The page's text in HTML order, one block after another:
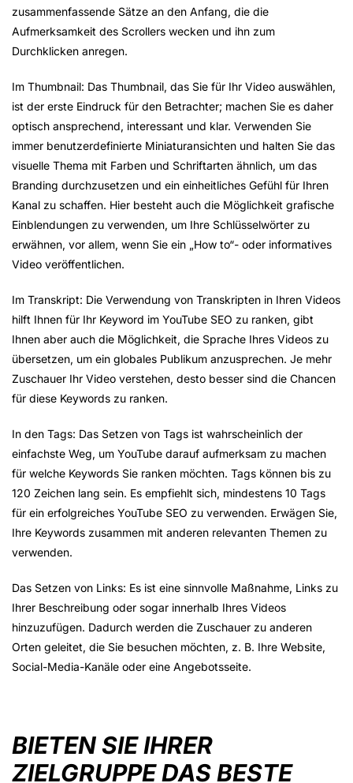
zusammenfassende Sätze an den Anfang, die die
Aufmerksamkeit des Scrollers wecken und ihn zum
Durchklicken anregen.
Im Thumbnail: Das Thumbnail, das Sie für Ihr Video auswählen,
ist der erste Eindruck für den Betrachter; machen Sie es daher
optisch ansprechend, interessant und klar. Verwenden Sie
immer benutzerdefinierte Miniaturansichten und halten Sie das
visuelle Thema mit Farben und Schriftarten ähnlich, um das
Branding durchzusetzen und ein einheitliches Gefühl für Ihren
Kanal zu schaffen. Hier besteht auch die Möglichkeit grafische
Einblendungen zu verwenden, um Ihre Schlüsselwörter zu
erwähnen, vor allem, wenn Sie ein „How to“- oder informatives
Video veröffentlichen.
Im Transkript: Die Verwendung von Transkripten in Ihren Videos
hilft Ihnen für Ihr Keyword im YouTube SEO zu ranken, gibt
Ihnen aber auch die Möglichkeit, die Sprache Ihres Videos zu
übersetzen, um ein globales Publikum anzusprechen. Je mehr
Zuschauer Ihr Video verstehen, desto besser sind die Chancen
für diese Keywords zu ranken.
In den Tags: Das Setzen von Tags ist wahrscheinlich der
einfachste Weg, um YouTube darauf aufmerksam zu machen
für welche Keywords Sie ranken möchten. Tags können bis zu
120 Zeichen lang sein. Es empfiehlt sich, mindestens 10 Tags
für ein erfolgreiches YouTube SEO zu verwenden. Erwägen Sie,
Ihre Keywords zusammen mit anderen relevanten Themen zu
verwenden.
Das Setzen von Links: Es ist eine sinnvolle Maßnahme, Links zu
Ihrer Beschreibung oder sogar innerhalb Ihres Videos
hinzuzufügen. Dadurch werden die Zuschauer zu anderen
Orten geleitet, die Sie besuchen möchten, z. B. Ihre Website,
Social-Media-Kanäle oder eine Angebotsseite.
BIETEN SIE IHRER
ZIELGRUPPE DAS BESTE